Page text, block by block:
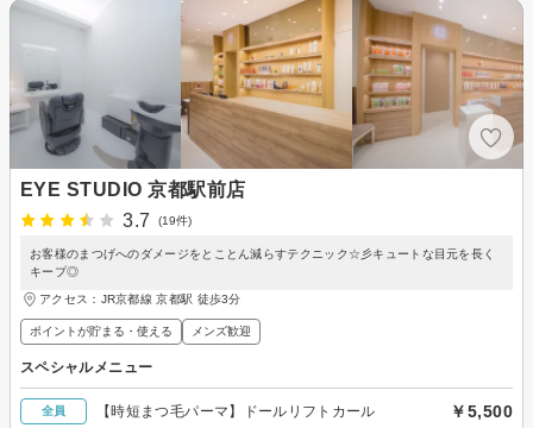
EYE STUDIO 京都駅前店
3.7
(19件)
お客様のまつげへのダメージをとことん減らすテクニック☆彡キュートな目元を長く
キープ◎
アクセス：JR京都線 京都駅 徒歩3分
ポイントが貯まる・使える メンズ歓迎
スペシャルメニュー
全員 【時短まつ毛パーマ】ドールリフトカール ￥5,500